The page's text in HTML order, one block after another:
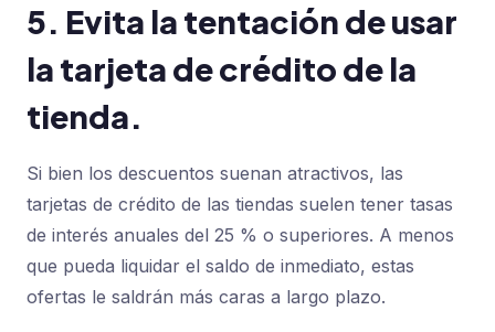
5. Evita la tentación de usar
la tarjeta de crédito de la
tienda.
Si bien los descuentos suenan atractivos, las
tarjetas de crédito de las tiendas suelen tener tasas
de interés anuales del 25 % o superiores. A menos
que pueda liquidar el saldo de inmediato, estas
ofertas le saldrán más caras a largo plazo.